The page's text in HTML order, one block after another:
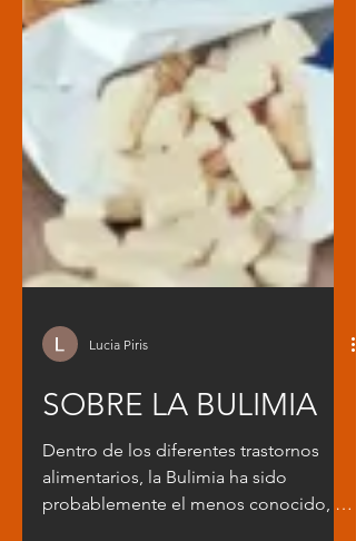
Lucia Piris
SOBRE LA BULIMIA